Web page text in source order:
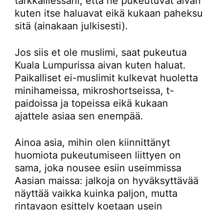
kuten itse haluavat eikä kukaan paheksu
sitä (ainakaan julkisesti).
Jos siis et ole muslimi, saat pukeutua
Kuala Lumpurissa aivan kuten haluat.
Paikalliset ei-muslimit kulkevat huoletta
minihameissa, mikroshortseissa, t-
paidoissa ja topeissa eikä kukaan
ajattele asiaa sen enempää.
Ainoa asia, mihin olen kiinnittänyt
huomiota pukeutumiseen liittyen on
sama, joka nousee esiin useimmissa
Aasian maissa: jalkoja on hyväksyttävää
näyttää vaikka kuinka paljon, mutta
rintavaon esittely koetaan usein